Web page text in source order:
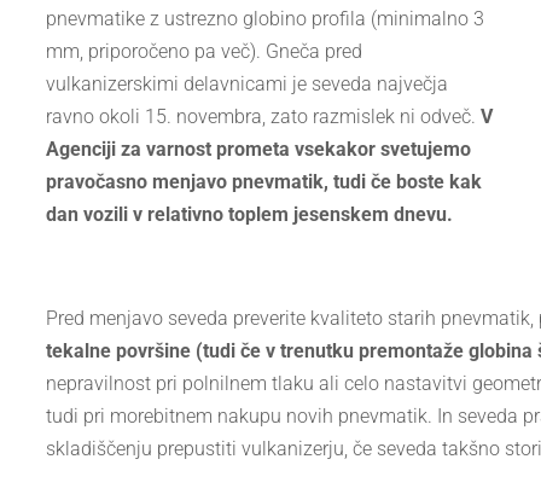
pnevmatike z ustrezno globino profila (minimalno 3
mm, priporočeno pa več). Gneča pred
vulkanizerskimi delavnicami je seveda največja
ravno okoli 15. novembra, zato razmislek ni odveč. V
Agenciji za varnost prometa vsekakor svetujemo
pravočasno menjavo pnevmatik, tudi če boste kak
dan vozili v relativno toplem jesenskem dnevu.
Pred menjavo seveda preverite kvaliteto starih
tekalne površine (tudi če v trenutku premontaže
nepravilnost pri polnilnem tlaku ali celo nastavitvi
tudi pri morebitnem nakupu novih pnevmatik. In seveda
skladiščenju prepustiti vulkanizerju, če seveda takšno